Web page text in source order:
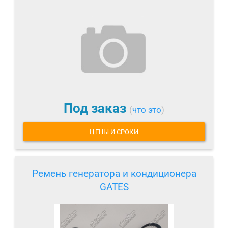
Под заказ (что это)
ЦЕНЫ И СРОКИ
Ремень генератора и кондиционера
GATES